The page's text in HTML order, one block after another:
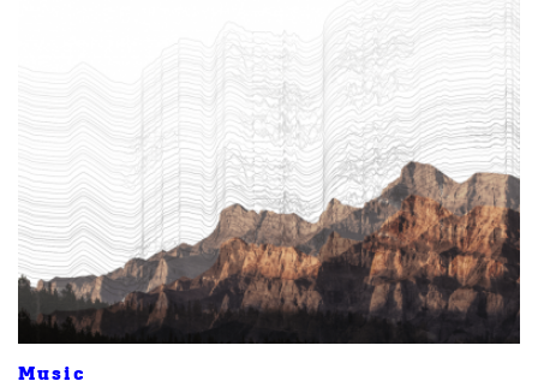
Music
ค้นหา
SHARE TWEET EMAIL